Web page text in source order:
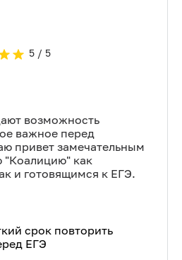
5/ 5
возможность
важное перед
привет замечательным
"Коалицию" как
и готовящимся к ЕГЭ.
срок повторить
ЕГЭ